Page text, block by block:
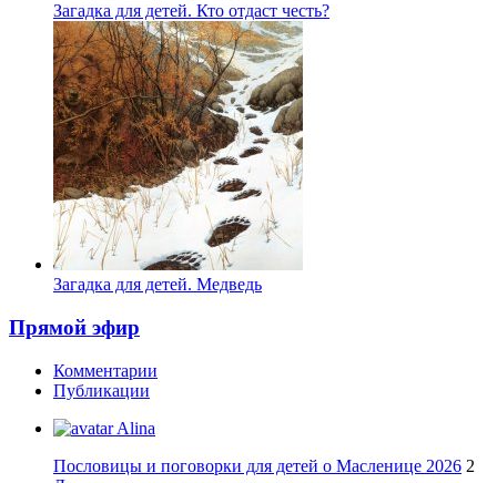
Загадка для детей. Кто отдаст честь?
Загадка для детей. Медведь
Прямой эфир
Комментарии
Публикации
Alina
Пословицы и поговорки для детей о Масленице 2026 2